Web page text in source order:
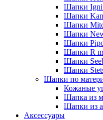
Шапки
Шапки
Шапки
Шапки
Шапки
Шапки R
Шапки
Шапки
Шапки по
Кожаные
Шапка из
Шапки из
Аксессуары